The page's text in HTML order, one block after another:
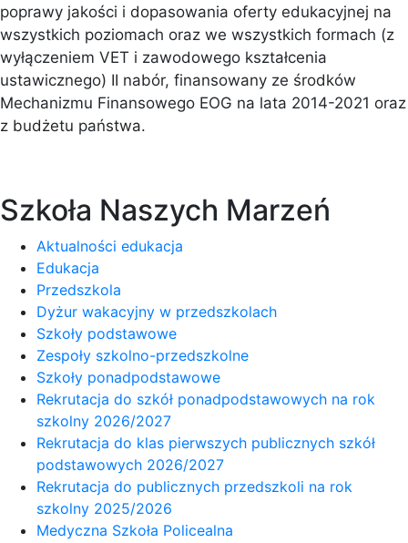
poprawy jakości i dopasowania oferty edukacyjnej na
wszystkich poziomach oraz we wszystkich formach (z
wyłączeniem VET i zawodowego kształcenia
ustawicznego) II nabór, finansowany ze środków
Mechanizmu Finansowego EOG na lata 2014-2021 oraz
z budżetu państwa.
Szkoła Naszych Marzeń
Aktualności edukacja
Edukacja
Przedszkola
Dyżur wakacyjny w przedszkolach
Szkoły podstawowe
Zespoły szkolno-przedszkolne
Szkoły ponadpodstawowe
Rekrutacja do szkół ponadpodstawowych na rok
szkolny 2026/2027
Rekrutacja do klas pierwszych publicznych szkół
podstawowych 2026/2027
Rekrutacja do publicznych przedszkoli na rok
szkolny 2025/2026
Medyczna Szkoła Policealna